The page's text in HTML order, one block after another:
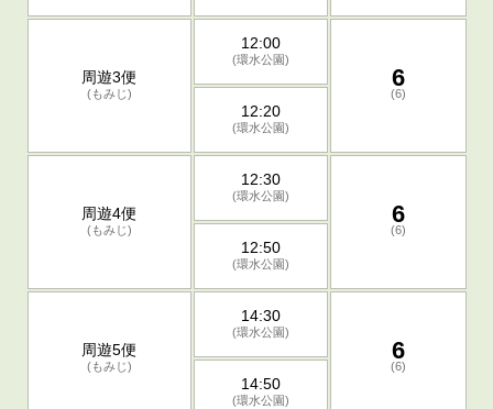
周遊3便
(もみじ)
12:00
(環水公園)
6
(6)
12:20
(環水公園)
周遊4便
(もみじ)
12:30
(環水公園)
6
(6)
12:50
(環水公園)
周遊5便
(もみじ)
14:30
(環水公園)
6
(6)
14:50
(環水公園)